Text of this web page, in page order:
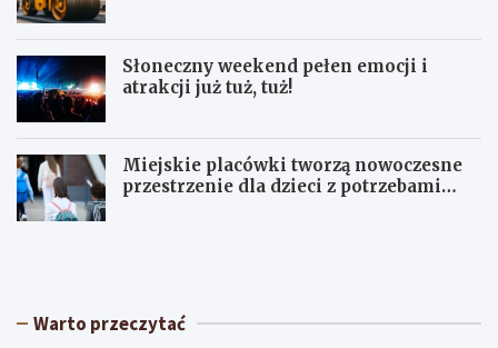
Słoneczny weekend pełen emocji i
atrakcji już tuż, tuż!
Miejskie placówki tworzą nowoczesne
przestrzenie dla dzieci z potrzebami
S
c
U
w Warto przeczytać